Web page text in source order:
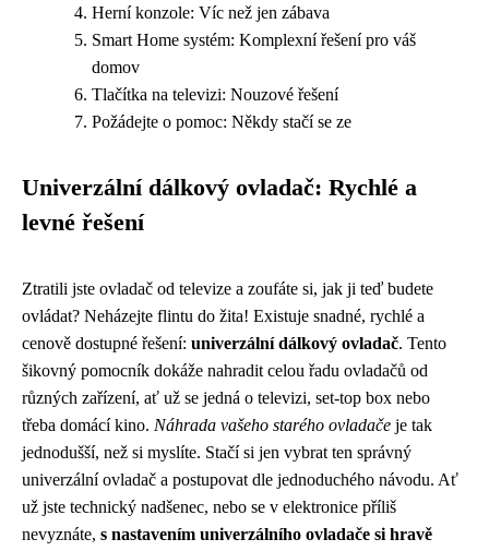
Herní konzole: Víc než jen zábava
Smart Home systém: Komplexní řešení pro váš
domov
Tlačítka na televizi: Nouzové řešení
Požádejte o pomoc: Někdy stačí se ze
Univerzální dálkový ovladač: Rychlé a
levné řešení
Ztratili jste ovladač od televize a zoufáte si, jak ji teď budete
ovládat? Neházejte flintu do žita! Existuje snadné, rychlé a
cenově dostupné řešení: univerzální dálkový ovladač. Tento
šikovný pomocník dokáže nahradit celou řadu ovladačů od
různých zařízení, ať už se jedná o televizi, set-top box nebo
třeba domácí kino. Náhrada vašeho starého ovladače je tak
jednodušší, než si myslíte. Stačí si jen vybrat ten správný
univerzální ovladač a postupovat dle jednoduchého návodu. Ať
už jste technický nadšenec, nebo se v elektronice příliš
nevyznáte, s nastavením univerzálního ovladače si hravě